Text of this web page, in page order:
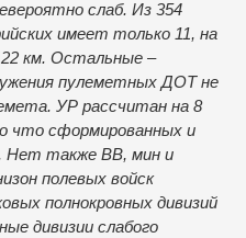
слаб. Из 354
имеет только 11, на
км. Остальные –
пулеметных ДОТ не
УР рассчитан на 8
что сформированных и
Нет также ВВ, мин и
полевых войск
полнокровных дивизий
дивизии слабого